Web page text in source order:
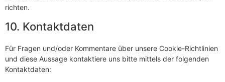
richten.
10. Kontaktdaten
Für Fragen und/oder Kommentare über unsere Cookie-Richtlinien
und diese Aussage kontaktiere uns bitte mittels der folgenden
Kontaktdaten: